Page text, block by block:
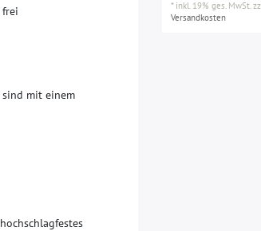
frei
sind mit einem
hochschlagfestes
* inkl. 19% ges. MwSt.
Versandkosten